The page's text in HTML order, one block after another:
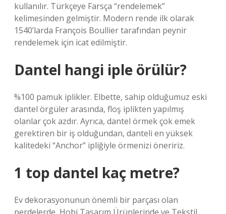
kullanılır. Türkçeye Farsça “rendelemek”
kelimesinden gelmiştir. Modern rende ilk olarak
1540’larda François Boullier tarafından peynir
rendelemek için icat edilmiştir.
Dantel hangi iple örülür?
%100 pamuk iplikler. Elbette, sahip olduğumuz eski
dantel örgüler arasında, floş iplikten yapılmış
olanlar çok azdır. Ayrıca, dantel örmek çok emek
gerektiren bir iş olduğundan, danteli en yüksek
kalitedeki “Anchor” ipliğiyle örmenizi öneririz.
1 top dantel kaç metre?
Ev dekorasyonunun önemli bir parçası olan